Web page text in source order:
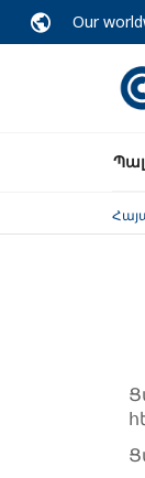
Our